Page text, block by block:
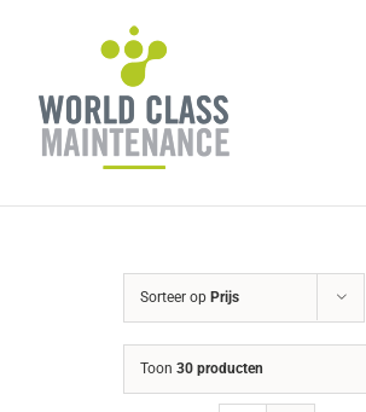
Sorteer op Prijs
Toon 30 producten